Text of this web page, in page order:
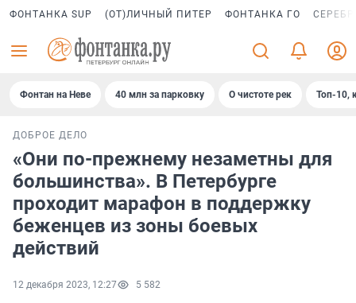
ФОНТАНКА SUP (ОТ)ЛИЧНЫЙ ПИТЕР ФОНТАНКА ГО
Фонтан на Неве 40 млн за парковку О чистоте рек Топ-10,
ДОБРОЕ ДЕЛО
«Они по-прежнему незаметны для
большинства». В Петербурге
проходит марафон в поддержку
беженцев из зоны боевых
действий
12 декабря 2023, 12:27 5 582